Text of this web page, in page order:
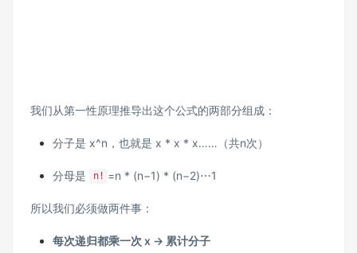
我们从第一性原理推导出这个公式的两部分组成：
分子是 x^n，也就是 x * x * x……（共n次）
分母是 n! =n * (n−1) * (n−2)⋯1
所以我们必须做两件事：
每次递归都乘一次 x → 累计分子